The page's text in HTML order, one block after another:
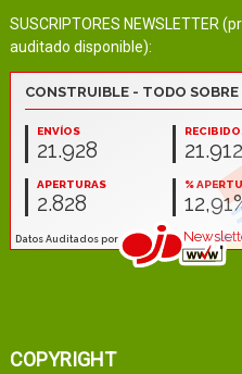
SUSCRIPTORES NEWSLETTER
auditado disponible):
COPYRIGHT